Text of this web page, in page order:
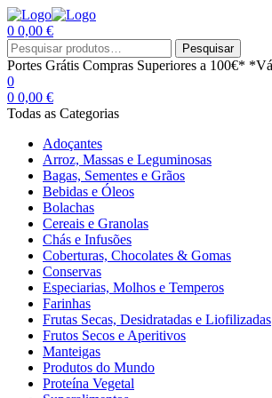
0 0,00 €
Menu
Procurar
por:
Pesquisar
Portes Grátis Compras Superiores a 100€*
0
0 0,00 €
Todas as Categorias
Adoçantes
Arroz, Massas e Leguminosas
Bagas, Sementes e Grãos
Bebidas e Óleos
Bolachas
Cereais e Granolas
Chás e Infusões
Coberturas, Chocolates & Gomas
Conservas
Especiarias, Molhos e Temperos
Farinhas
Frutas Secas, Desidratadas e Liofilizadas
Frutos Secos e Aperitivos
Manteigas
Produtos do Mundo
Proteína Vegetal